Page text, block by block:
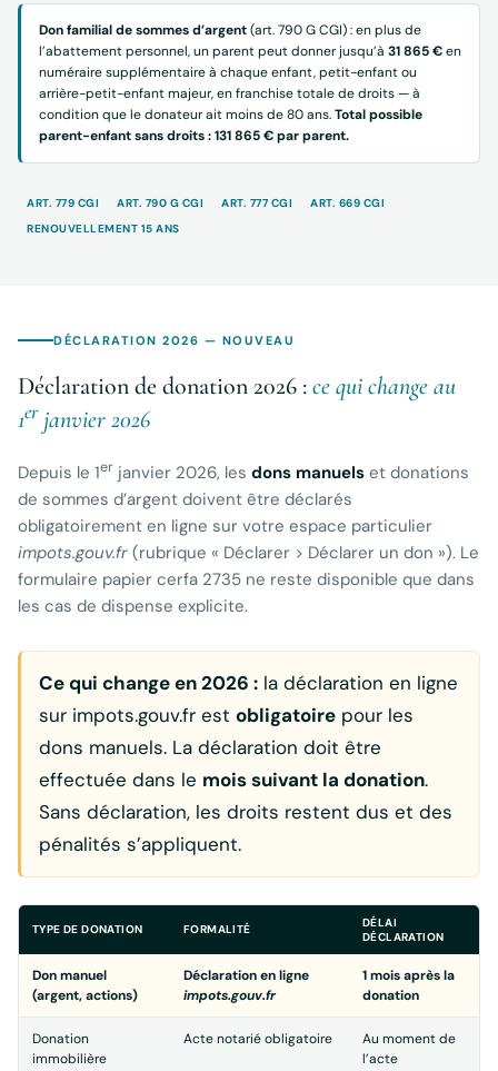
Don familial de sommes d’argent(art. 790 G CGI) : en plus de
l’abattement personnel, un parent peut donner jusqu’à 31 865 €en
numéraire supplémentaire à chaque enfant, petit-enfant ou
arrière-petit-enfant majeur, en franchise totale de droits — à
condition que le donateur ait moins de 80 ans.Total possible
parent-enfant sans droits : 131 865 € par parent.
ART. 779 CGI ART. 790 G CGI ART. 777 CGI
ART. 669 CGI
RENOUVELLEMENT 15 ANS
DÉCLARATION 2026 — NOUVEAU
Déclaration de donation 2026 :ce qui change au
1erjanvier 2026
Depuis le 1er janvier 2026, les dons manuels et donations
de sommes d’argent doivent être déclarés
obligatoirement en ligne sur votre espace particulier
impots.gouv.fr (rubrique « Déclarer > Déclarer un don »). Le
formulaire papier cerfa 2735 ne reste disponible que dans
les cas de dispense explicite.
Ce qui change en 2026 : la déclaration en ligne
sur impots.gouv.fr est obligatoire pour les
dons manuels. La déclaration doit être
effectuée dans le mois suivant la donation.
Sans déclaration, les droits restent dus et des
pénalités s’appliquent.
TYPE DE DONATION FORMALITÉ
DÉLAI
DÉCLARATION
Don manuel
(argent, actions)
Déclaration en ligne
impots.gouv.fr
1 mois après la
donation
Donation
immobilière
Acte notarié obligatoire
Au moment de
l’acte